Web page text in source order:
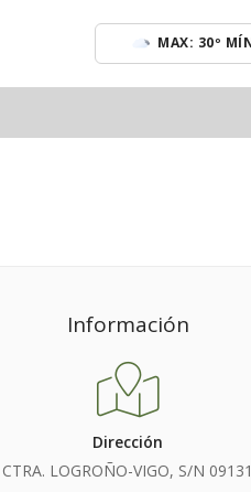
MAX: 30º
Información
Dirección
CTRA. LOGROÑO-VIGO, S/N 09131